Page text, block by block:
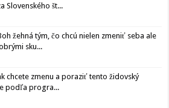
Slovenského št...
žehná tým, čo chcú nielen zmeniť seba ale
sku...
chcete zmenu a poraziť tento židovský
podľa progra...